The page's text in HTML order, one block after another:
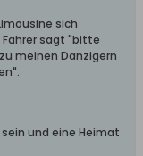
sich
sagt "bitte
meinen Danzigern
und eine Heimat